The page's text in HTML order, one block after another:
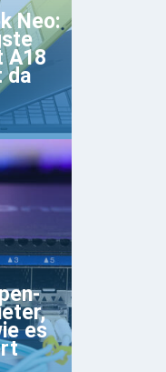
Neo:
A18
da
es